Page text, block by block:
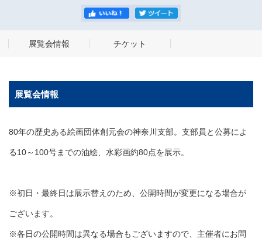
展覧会情報 チケット
展覧会情報
80年の歴史ある絵画団体創元会の神奈川支部。支部員と公募によ
る10～100号までの油絵、水彩画約80点を展示。
※初日・最終日は展示替えのため、公開時間が変更になる場合が
ございます。
※各日の公開時間は異なる場合もございますので、主催者にお問